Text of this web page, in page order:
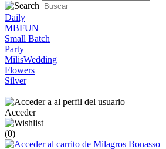
Daily
MBFUN
Small Batch
Party
MilisWedding
Flowers
Silver
Acceder
(0)